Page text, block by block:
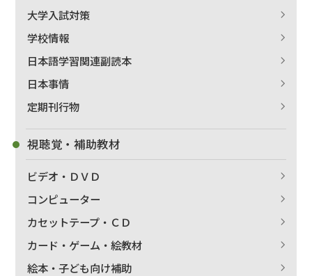
大学入試対策
学校情報
日本語学習関連副読本
日本事情
定期刊行物
視聴覚・補助教材
ビデオ・ＤＶＤ
コンピューター
カセットテープ・ＣＤ
カード・ゲーム・絵教材
絵本・子ども向け補助